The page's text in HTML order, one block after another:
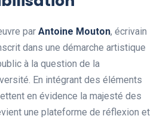
par Antoine Mouton, écrivain
dans une démarche artistique
à la question de la
En intégrant des éléments
en évidence la majesté des
une plateforme de réflexion et